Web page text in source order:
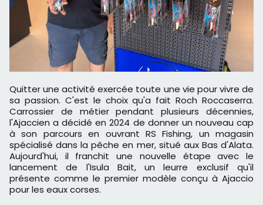
Quitter une activité exercée toute une vie pour vivre de
sa passion. C'est le choix qu'a fait Roch Roccaserra.
Carrossier de métier pendant plusieurs décennies,
l'Ajaccien a décidé en 2024 de donner un nouveau cap
à son parcours en ouvrant RS Fishing, un magasin
spécialisé dans la pêche en mer, situé aux Bas d'Alata.
Aujourd'hui, il franchit une nouvelle étape avec le
lancement de l'Isula Bait, un leurre exclusif qu'il
présente comme le premier modèle conçu à Ajaccio
pour les eaux corses.